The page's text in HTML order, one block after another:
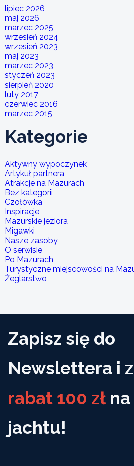
lipiec 2026
maj 2026
marzec 2025
wrzesień 2024
wrzesień 2023
maj 2023
marzec 2023
styczeń 2023
sierpień 2020
luty 2017
czerwiec 2016
marzec 2015
Kategorie
Aktywny wypoczynek
Artykuł partnera
Atrakcje na Mazurach
Bez kategorii
Czołówka
Inspiracje
Mazurskie jeziora
Migawki
Nasze zasoby
O serwisie
Po Mazurach
Turystyczne miejscowości na
Żeglarstwo
Zapisz się do
Newslettera i
rabat 100 zł
jachtu!